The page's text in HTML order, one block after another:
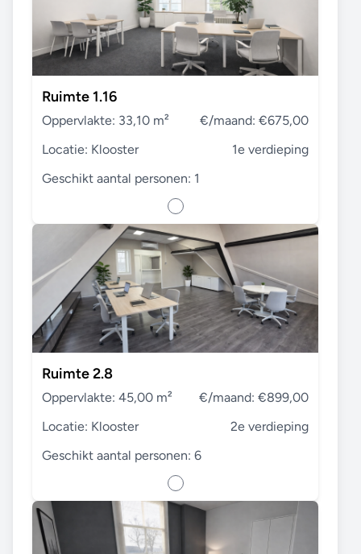
Ruimte 1.16
Oppervlakte: 33,10 m²
€/maand: €675,00
Locatie: Klooster
1e verdieping
Geschikt aantal personen: 1
Ruimte 2.8
Oppervlakte: 45,00 m²
€/maand: €899,00
Locatie: Klooster
2e verdieping
Geschikt aantal personen: 6